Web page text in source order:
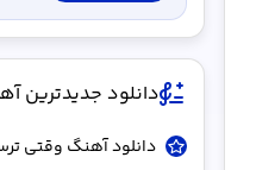
دانلود جدیدترین
دانلود آهنگ وقتی